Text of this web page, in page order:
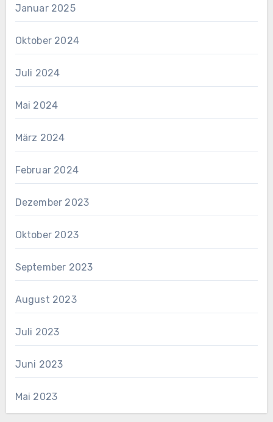
Januar 2025
Oktober 2024
Juli 2024
Mai 2024
März 2024
Februar 2024
Dezember 2023
Oktober 2023
September 2023
August 2023
Juli 2023
Juni 2023
Mai 2023